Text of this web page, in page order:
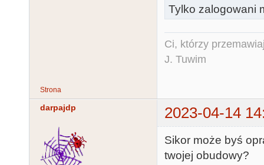
Tylko zalogowani
Ci, którzy
J. Tuwim
Strona
darpajdp 2023-04-14
Sikor może byś
twojej obudowy?